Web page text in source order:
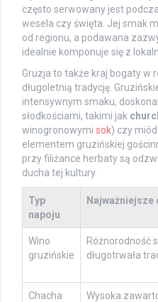
często serwowany jest
wesela czy święta. Jej smak
od regionu, a podawana
idealnie komponuje się z
Gruzja to także kraj bogaty w
długoletnią tradycję.
intensywnym smaku,
słodkościami, takimi jak
winogronowymi sok) czy
elementem gruzińskiej
przy filiżance herbaty są
ducha tej kultury.
Typ
napoju
Najważniejsze
Wino
gruzińskie
Różnorodność
długotrwała
Chacha
Wysoka